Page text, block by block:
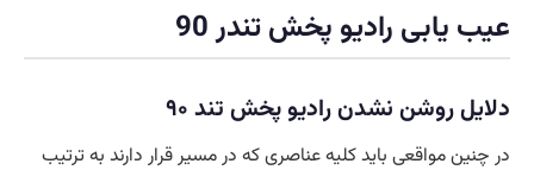
عیب یابی رادیو پخش تندر 90
دلایل روشن نشدن رادیو پخش تند ۹۰
در چنین مواقعی باید کلیه عناصری که در مسیر قرار دارند به ترتیب